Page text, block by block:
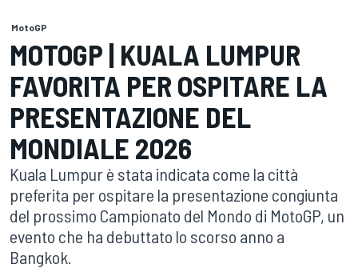
MotoGP
MOTOGP | KUALA LUMPUR
FAVORITA PER OSPITARE LA
PRESENTAZIONE DEL
MONDIALE 2026
Kuala Lumpur è stata indicata come la città
preferita per ospitare la presentazione congiunta
del prossimo Campionato del Mondo di MotoGP, un
evento che ha debuttato lo scorso anno a
Bangkok.